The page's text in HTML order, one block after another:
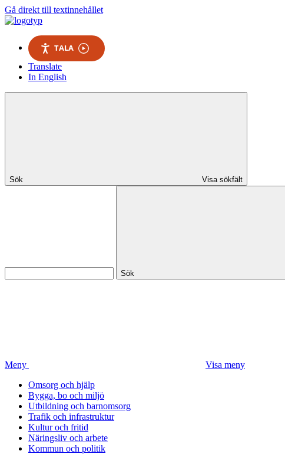
Gå direkt till textinnehållet
TALA
Translate
In English
Sök Visa sökfält
Sök
Meny
Visa meny
Omsorg och hjälp
Bygga, bo och miljö
Utbildning och barnomsorg
Trafik och infrastruktur
Kultur och fritid
Näringsliv och arbete
Kommun och politik